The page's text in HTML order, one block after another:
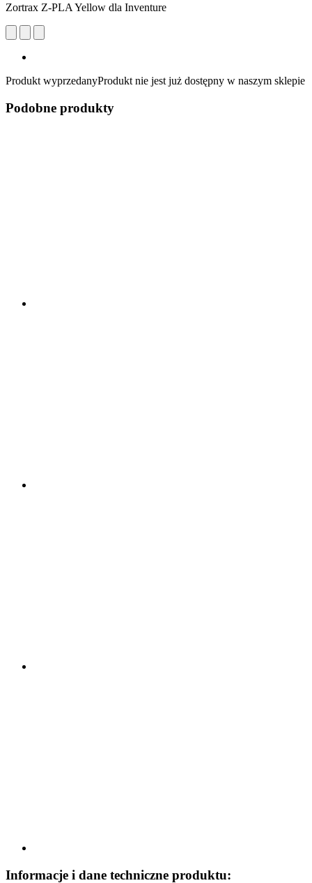
Zortrax Z-PLA Yellow dla Inventure
Produkt wyprzedanyProdukt nie jest już dostępny w naszym sklepie
Podobne produkty
Informacje i dane techniczne produktu: